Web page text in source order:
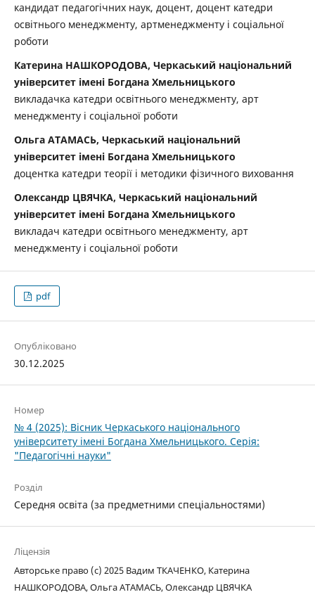
кандидат педагогічних наук, доцент, доцент катедри
освітнього менеджменту, артменеджменту і соціальної
роботи
Катерина НАШКОРОДОВА, Черкаський національний
університет імені Богдана Хмельницького
викладачка катедри освітнього менеджменту, арт
менеджменту і соціальної роботи
Ольга АТАМАСЬ, Черкаський національний
університет імені Богдана Хмельницького
доцентка катедри теорії і методики фізичного виховання
Олександр ЦВЯЧКА, Черкаський національний
університет імені Богдана Хмельницького
викладач катедри освітнього менеджменту, арт
менеджменту і соціальної роботи
pdf
Опубліковано
30.12.2025
Номер
№ 4 (2025): Вісник Черкаського національного
університету імені Богдана Хмельницького. Серія:
"Педагогічні науки"
Розділ
Середня освіта (за предметними спеціальностями)
Ліцензія
Авторське право (c) 2025 Вадим ТКАЧЕНКО, Катерина
НАШКОРОДОВА, Ольга АТАМАСЬ, Олександр ЦВЯЧКА